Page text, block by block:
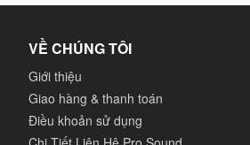
VỀ CHÚNG TÔI
Giới thiệu
Giao hàng & thanh toán
Điều khoản sử dụng